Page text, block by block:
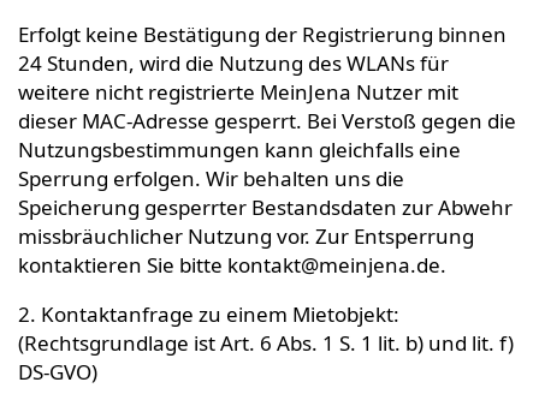
Erfolgt keine Bestätigung der Registrierung binnen
24 Stunden, wird die Nutzung des WLANs für
weitere nicht registrierte MeinJena Nutzer mit
dieser MAC-Adresse gesperrt. Bei Verstoß gegen die
Nutzungsbestimmungen kann gleichfalls eine
Sperrung erfolgen. Wir behalten uns die
Speicherung gesperrter Bestandsdaten zur Abwehr
missbräuchlicher Nutzung vor. Zur Entsperrung
kontaktieren Sie bitte kontakt@meinjena.de.
2. Kontaktanfrage zu einem Mietobjekt:
(Rechtsgrundlage ist Art. 6 Abs. 1 S. 1 lit. b) und lit. f)
DS-GVO)